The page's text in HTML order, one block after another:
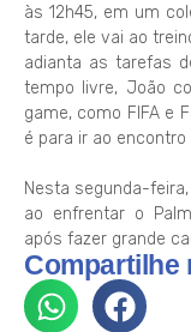
às 12h45, em um
tarde, ele vai ao
adianta as tarefas
tempo livre, João
game, como FIFA e
é para ir ao encontro
Nesta segunda-
ao enfrentar o
após fazer grande
Compartilhe